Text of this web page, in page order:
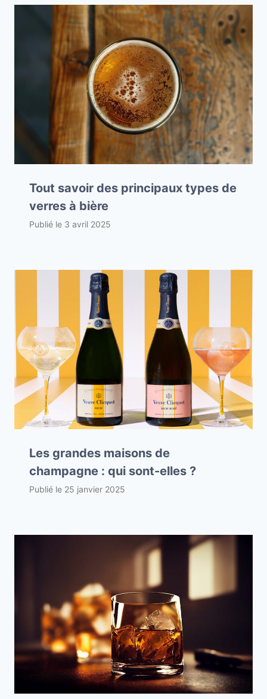
Tout savoir des principaux types de
verres à bière
Publié le 3 avril 2025
Les grandes maisons de
champagne : qui sont-elles ?
Publié le 25 janvier 2025